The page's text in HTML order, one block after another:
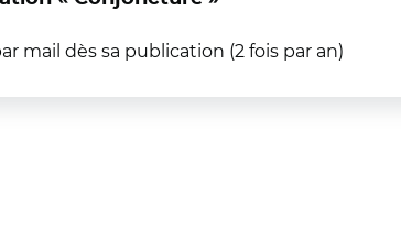
mail dès sa publication (2 fois par an)